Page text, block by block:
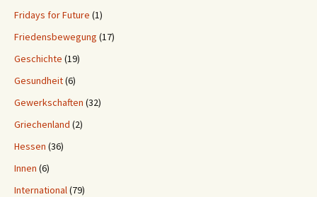
Fridays for Future (1)
Friedensbewegung (17)
Geschichte (19)
Gesundheit(6)
Gewerkschaften (32)
Griechenland (2)
Hessen (36)
Innen (6)
International(79)